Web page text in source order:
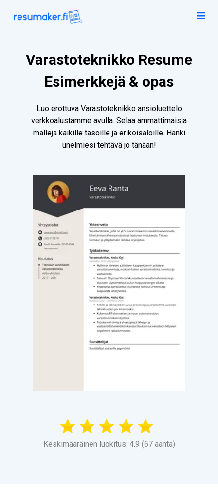
Varastoteknikko Resume
Esimerkkejä & opas
Luo erottuva Varastoteknikko ansioluettelo
verkkoalustamme avulla. Selaa ammattimaisia
malleja kaikille tasoille ja erikoisaloille. Hanki
unelmiesi tehtävä jo tänään!
Keskimääräinen luokitus: 4.9 (67 ääntä)